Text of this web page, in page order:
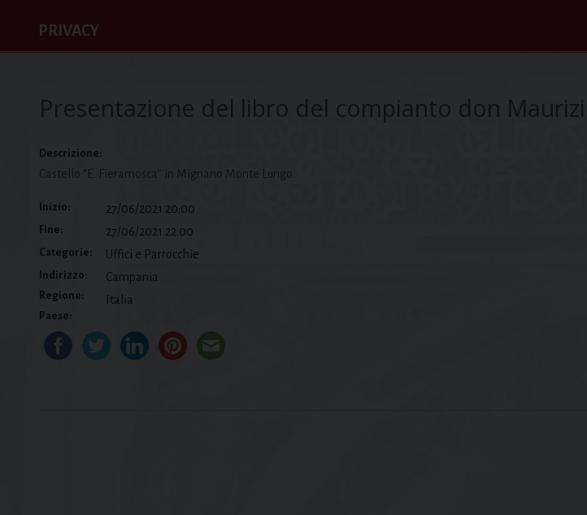
PRIVACY
Presentazione del libro del compianto don
Descrizione:
Castello “E. Fieramosca” in Mignano Monte Lungo
Inizio: 27/06/2021 20:00
Fine: 27/06/2021 22:00
Categorie: Uffici e Parrocchie
Indirizzo:
Regione:
Campania
Paese:
Italia